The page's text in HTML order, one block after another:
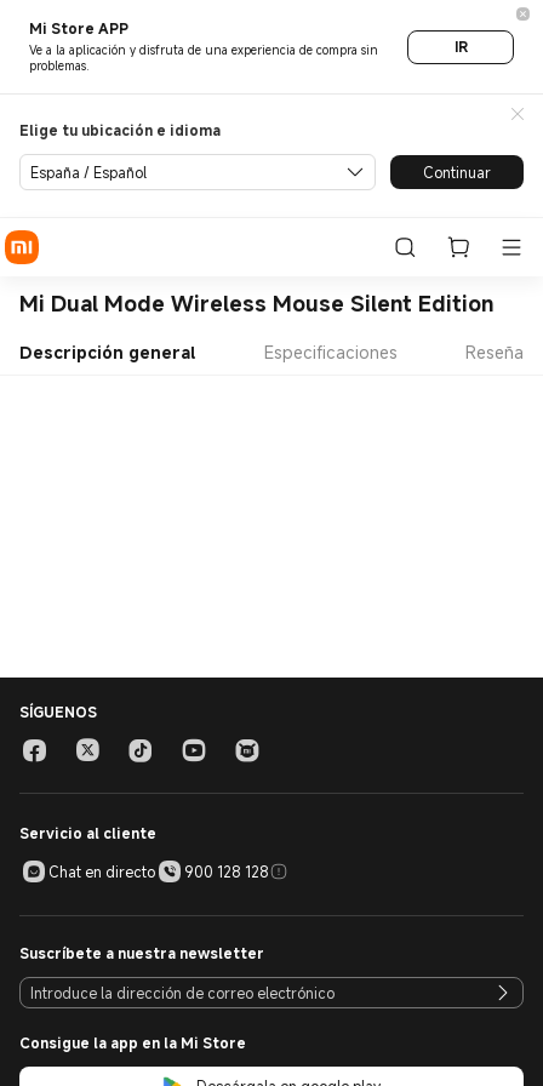
Mi Store APP
Ve a la aplicación y disfruta de una experiencia de compra sin
problemas.
IR
Elige tu ubicación e idioma
España / Español Continuar
Mi Dual Mode Wireless Mouse Silent Edition
Descripción general Especificaciones Reseña
SÍGUENOS
Servicio al cliente
Chat en directo
900 128 128
Suscríbete a nuestra newsletter
Consigue la app en la Mi Store